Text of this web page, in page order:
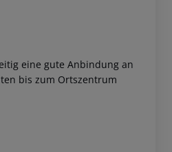
eine gute Anbindung an
bis zum Ortszentrum